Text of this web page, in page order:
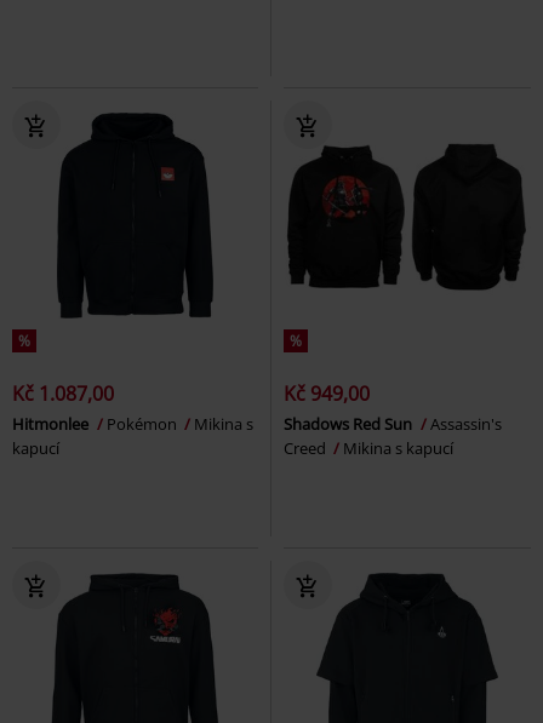
%
Kč 1.087,00
Hitmonlee Pokémon
Mikina s
kapucí
%
Kč 949,00
Shadows Red Sun
Assassin's
Creed
Mikina s kapucí